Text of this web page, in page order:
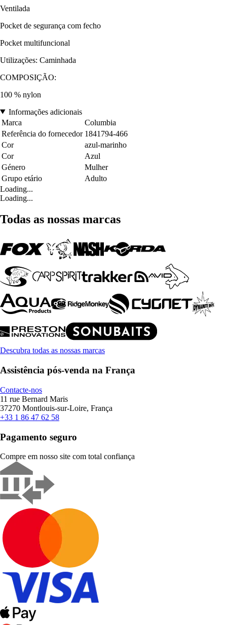
Ventilada
Pocket de segurança com fecho
Pocket multifuncional
Utilizações: Caminhada
COMPOSIÇÃO:
100 % nylon
Informações adicionais
Marca
Columbia
Referência do fornecedor 1841794-466
Cor
azul-marinho
Cor
Azul
Género
Mulher
Grupo etário
Adulto
Loading...
Loading...
Todas as nossas marcas
Descubra todas as nossas marcas
Assistência pós-venda na França
Contacte-nos
11 rue Bernard Maris
37270 Montlouis-sur-Loire, França
+33 1 86 47 62 58
Pagamento seguro
Compre em nosso site com total confiança